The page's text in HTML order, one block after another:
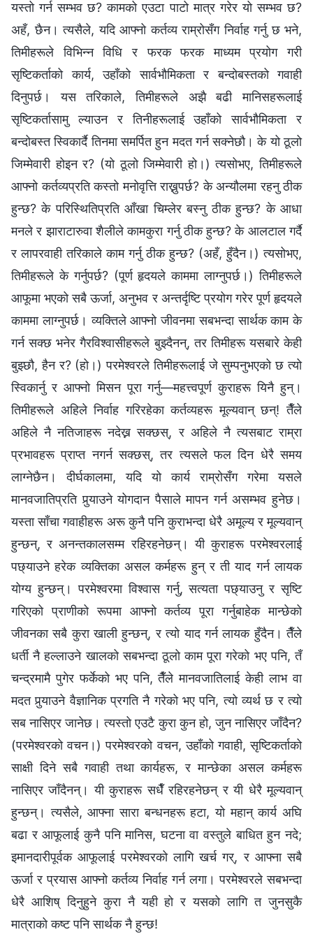
यस्तो गर्न सम्भव छ? कामको एउटा पाटो मात्र गरेर यो सम्भव छ?
अहँ, छैन। त्यसैले, यदि आफ्नो कर्तव्य राम्रोसँग निर्वाह गर्नु छ भने,
तिमीहरूले विभिन्न विधि र फरक फरक माध्यम प्रयोग गरी
सृष्टिकर्ताको कार्य, उहाँको सार्वभौमिकता र बन्दोबस्तको गवाही
दिनुपर्छ। यस तरिकाले, तिमीहरूले अझै बढी मानिसहरूलाई
सृष्टिकर्तासामु ल्याउन र तिनीहरूलाई उहाँको सार्वभौमिकता र
बन्दोबस्त स्विकार्दै तिनमा समर्पित हुन मदत गर्न सक्‍नेछौ। के यो ठूलो
जिम्मेवारी होइन र? (यो ठूलो जिम्मेवारी हो।) त्यसोभए, तिमीहरूले
आफ्नो कर्तव्यप्रति कस्तो मनोवृत्ति राख्नुपर्छ? के अन्यौलमा रहनु ठीक
हुन्छ? के परिस्थितिप्रति आँखा चिम्लेर बस्नु ठीक हुन्छ? के आधा
मनले र झाराटारुवा शैलीले कामकुरा गर्नु ठीक हुन्छ? के आलटाल गर्दै
र लापरवाही तरिकाले काम गर्नु ठीक हुन्छ? (अहँ, हुँदैन।) त्यसोभए,
तिमीहरूले के गर्नुपर्छ? (पूर्ण हृदयले काममा लाग्‍नुपर्छ।) तिमीहरूले
आफूमा भएको सबै ऊर्जा, अनुभव र अन्तर्दृष्टि प्रयोग गरेर पूर्ण हृदयले
काममा लाग्‍नुपर्छ। व्यक्तिले आफ्नो जीवनमा सबभन्दा सार्थक काम के
गर्न सक्छ भनेर गैरविश्‍वासीहरूले बुझ्दैनन्, तर तिमीहरू यसबारे केही
बुझ्छौ, हैन र? (हो।) परमेश्‍वरले तिमीहरूलाई जे सुम्पनुभएको छ त्यो
स्विकार्नु र आफ्नो मिसन पूरा गर्नु—महत्त्वपूर्ण कुराहरू यिनै हुन्।
तिमीहरूले अहिले निर्वाह गरिरहेका कर्तव्यहरू मूल्यवान्‌ छन्! तैँले
अहिले नै नतिजाहरू नदेख्न सक्छस्, र अहिले नै त्यसबाट राम्रा
प्रभावहरू प्राप्त नगर्न सक्छस्, तर त्यसले फल दिन धेरै समय
लाग्नेछैन। दीर्घकालमा, यदि यो कार्य राम्रोसँग गरेमा यसले
मानवजातिप्रति पुर्‍याउने योगदान पैसाले मापन गर्न असम्भव हुनेछ।
यस्ता साँचा गवाहीहरू अरू कुनै पनि कुराभन्दा धेरै अमूल्य र मूल्यवान्‌
हुन्छन्, र अनन्तकालसम्म रहिरहनेछन्। यी कुराहरू परमेश्‍वरलाई
पछ्याउने हरेक व्यक्तिका असल कर्महरू हुन् र ती याद गर्न लायक
योग्य हुन्छन्। परमेश्‍वरमा विश्‍वास गर्नु, सत्यता पछ्याउनु र सृष्टि
गरिएको प्राणीको रूपमा आफ्नो कर्तव्य पूरा गर्नुबाहेक मान्छेको
जीवनका सबै कुरा खाली हुन्छन्, र त्यो याद गर्न लायक हुँदैन। तैँले
धर्ती नै हल्लाउने खालको सबभन्दा ठूलो काम पूरा गरेको भए पनि, तँ
चन्द्रमामै पुगेर फर्केको भए पनि, तैँले मानवजातिलाई केही लाभ वा
मदत पुर्‍याउने वैज्ञानिक प्रगति नै गरेको भए पनि, त्यो व्यर्थ छ र त्यो
सब नासिएर जानेछ। त्यस्तो एउटै कुरा कुन हो, जुन नासिएर जाँदैन?
(परमेश्‍वरको वचन।) परमेश्‍वरको वचन, उहाँको गवाही, सृष्टिकर्ताको
साक्षी दिने सबै गवाही तथा कार्यहरू, र मान्छेका असल कर्महरू
नासिएर जाँदैनन्। यी कुराहरू सधैँ रहिरहनेछन् र यी धेरै मूल्यवान्‌
हुन्छन्। त्यसैले, आफ्ना सारा बन्धनहरू हटा, यो महान्‌ कार्य अघि
बढा र आफूलाई कुनै पनि मानिस, घटना वा वस्तुले बाधित हुन नदे;
इमानदारीपूर्वक आफूलाई परमेश्‍वरको लागि खर्च गर्‌, र आफ्ना सबै
ऊर्जा र प्रयास आफ्नो कर्तव्य निर्वाह गर्न लगा। परमेश्‍वरले सबभन्दा
धेरै आशिष् दिनुहुने कुरा नै यही हो र यसको लागि त जुनसुकै
मात्राको कष्ट पनि सार्थक नै हुन्छ!